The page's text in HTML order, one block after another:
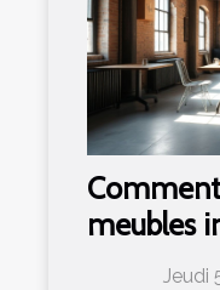
meubles
intérieur
Jeudi